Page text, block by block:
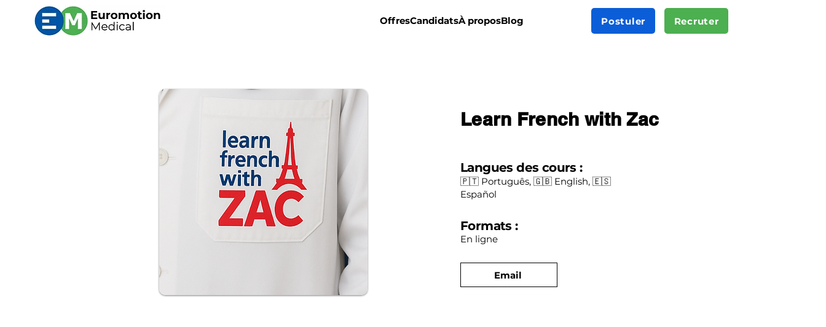
OffresCandidatsÀ proposBlog Postuler Recruter
Learn French with Zac
Langues des cours :
🇵🇹 Português, 🇬🇧 English, 🇪🇸
Español
Formats :
En ligne
Email